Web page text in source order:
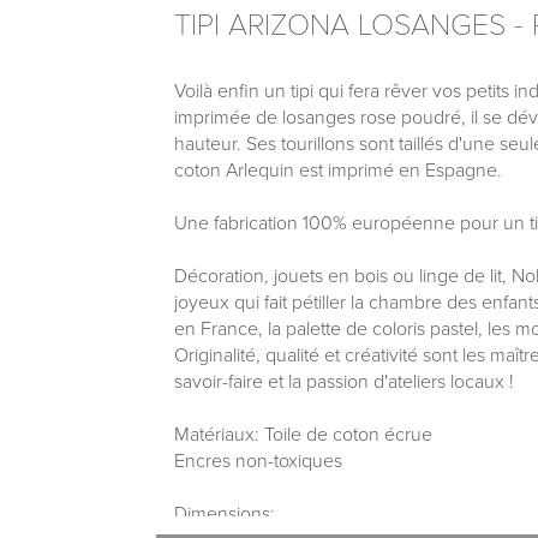
TIPI ARIZONA LOSANGES -
Voilà enfin un tipi qui fera rêver vos petits
imprimée de losanges rose poudré, il se
hauteur. Ses tourillons sont taillés d'une
coton Arlequin est imprimé en Espagne.
Une fabrication 100% européenne pour un
Décoration, jouets en bois ou linge de lit,
joyeux qui fait pétiller la chambre des
en France, la palette de coloris pastel, les
Originalité, qualité et créativité sont les
savoir-faire et la passion d'ateliers locaux !
Matériaux: Toile de coton écrue
Encres non-toxiques
Dimensions: